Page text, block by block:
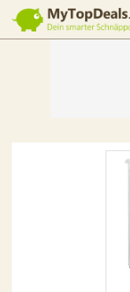
Dein smarter